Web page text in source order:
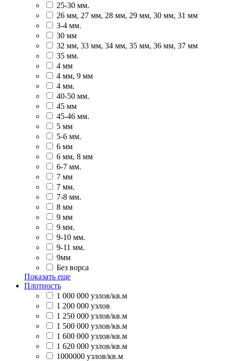
25-30 мм.
26 мм, 27 мм, 28 мм, 29 мм, 30 мм, 31 мм
3-4 мм.
30 мм
32 мм, 33 мм, 34 мм, 35 мм, 36 мм, 37 мм
35 мм.
4 мм
4 мм, 9 мм
4 мм.
40-50 мм.
45 мм
45-46 мм.
5 мм
5-6 мм.
6 мм
6 мм, 8 мм
6-7 мм.
7 мм
7 мм.
7-8 мм.
8 мм
9 мм
9 мм.
9-10 мм.
9-11 мм.
9мм
Без ворса
Показать еще
Плотность
1 000 000 узлов/кв.м
1 200 000 узлов
1 250 000 узлов/кв.м
1 500 000 узлов/кв.м
1 600 000 узлов/кв.м
1 620 000 узлов/кв.м
1000000 узлов/кв.м